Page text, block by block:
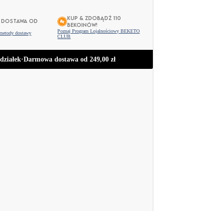
OD
dostawy
KUP & ZDOBĄDŹ 110
BEKOINÓW!
Poznaj Program Lojalnościowy BEKETO
CLUB
·Darmowa dostawa od249,00zł